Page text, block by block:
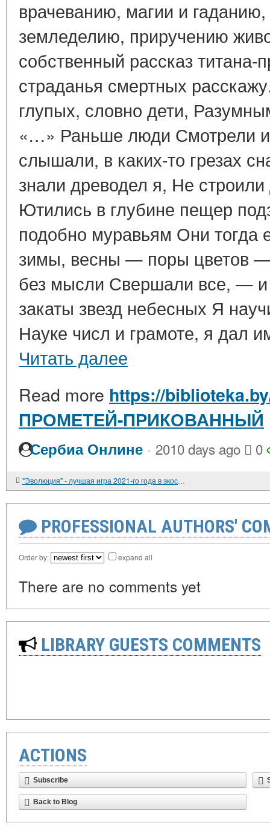
врачеванию, магии и
земледелию, приручению
собственный рассказ титана-
страданья смертных
глупых, словно дети,
«…» Раньше люди Смотрели
слышали, в каких-то грезах
знали древодел я, Не
Ютились в глубине пещер
подобно муравьям Они
зимы, весны — поры цветов —
без мысли Свершали все, —
закаты звезд небесных Я
Науке числ и грамоте, я дал
Читать далее
Read more https://
ПРОМЕТЕЙ-ПРИКОВАННЫЙ
Сербиа Онлине · 2010 days ago 0
"Эволюция" - лучшая игра 2021-го года в экосистеме Джойказино (личный опыт)
PROFESSIONAL AUTHORS'
Order by: expand all
There are no comments yet
LIBRARY GUESTS COMMENTS
ACTIONS
Subscribe
Back to Blog